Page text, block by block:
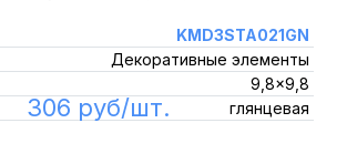
KMD3STA021GN
Декоративные элементы
9,8x9,8
глянцевая
306 руб/шт.